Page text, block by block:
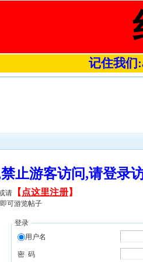
记住我们
禁止游客访问,请登
请 【 点这里注册】
可游览帖子
登录
用户名
密 码